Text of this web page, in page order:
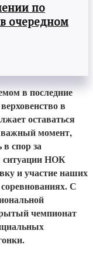
по
очередном
в последние
в
оставаться
важный момент,
в спор за
ситуации НОК
и участие наших
С
чемпионат